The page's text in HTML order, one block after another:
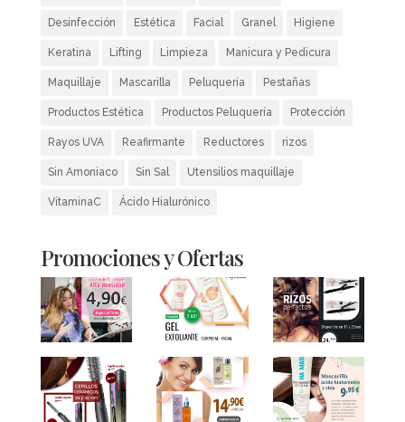
Desinfección Estética Facial Granel Higiene
Keratina Lifting Limpieza Manicura y Pedicura
Maquillaje Mascarilla Peluquería Pestañas
Productos Estética Productos Peluquería Protección
Rayos UVA Reafirmante Reductores rizos
Sin Amoniaco Sin Sal Utensilios maquillaje
VitaminaC Ácido Hialurónico
Promociones y Ofertas